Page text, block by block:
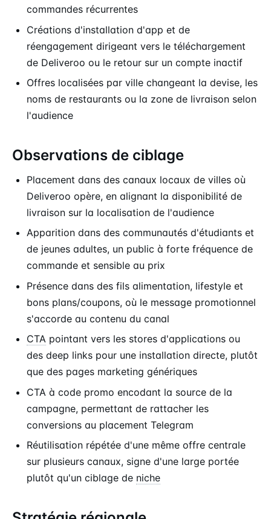
commandes récurrentes
Créations d'installation d'app et de
réengagement dirigeant vers le téléchargement
de Deliveroo ou le retour sur un compte inactif
Offres localisées par ville changeant la devise, les
noms de restaurants ou la zone de livraison selon
l'audience
Observations de ciblage
Placement dans des canaux locaux de villes où
Deliveroo opère, en alignant la disponibilité de
livraison sur la localisation de l'audience
Apparition dans des communautés d'étudiants et
de jeunes adultes, un public à forte fréquence de
commande et sensible au prix
Présence dans des fils alimentation, lifestyle et
bons plans/coupons, où le message promotionnel
s'accorde au contenu du canal
CTA pointant vers les stores d'applications ou
des deep links pour une installation directe, plutôt
que des pages marketing génériques
CTA à code promo encodant la source de la
campagne, permettant de rattacher les
conversions au placement Telegram
Réutilisation répétée d'une même offre centrale
sur plusieurs canaux, signe d'une large portée
plutôt qu'un ciblage de niche